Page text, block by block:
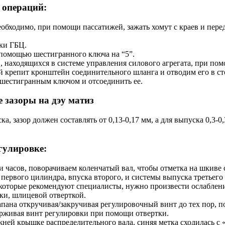
операций:
при помощи пассатижей, зажать хомут с краев и
ГБЦ.
шестигранного ключа на “5”.
в системе управления силового агрегата, при
крепит кронштейн соединительного шланга и отводим его в
ключом и отсоединить ее.
на дэу матиз
зазор должен составлять от 0,13-0,17 мм, а для выпуска
поворачиваем коленчатый вал, чтобы отметка на
цилиндра, впуска второго, и системы выпуска
рекомендуют специалисты, нужно произвести
шлицевой отверткой.
откручивая/закручивая регулировочный винт до тех пор,
винт регулировки при помощи отвертки.
крышке распределительного вала, синяя метка сходилась